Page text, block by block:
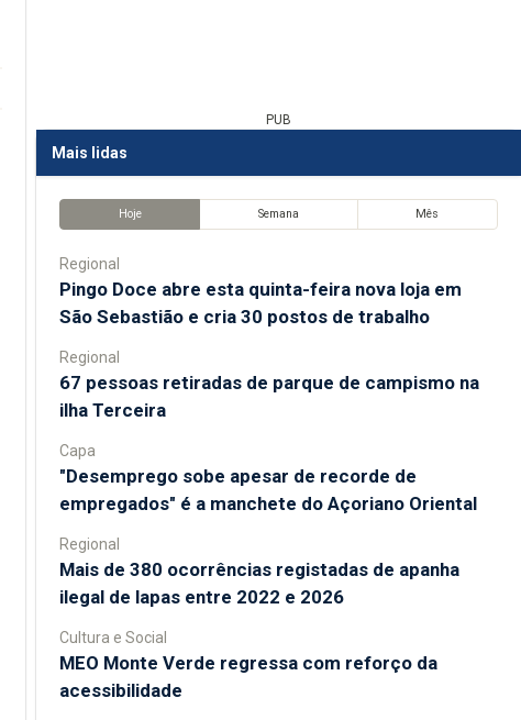
PUB
Mais lidas
Hoje Semana Mês
Regional
Pingo Doce abre esta quinta-feira nova loja em
São Sebastião e cria 30 postos de trabalho
Regional
67 pessoas retiradas de parque de campismo na
ilha Terceira
Capa
"Desemprego sobe apesar de recorde de
empregados" é a manchete do Açoriano Oriental
Regional
Mais de 380 ocorrências registadas de apanha
ilegal de lapas entre 2022 e 2026
Cultura e Social
MEO Monte Verde regressa com reforço da
acessibilidade